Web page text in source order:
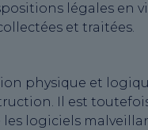
légales en
et traitées.
physique et
Il est
logiciels